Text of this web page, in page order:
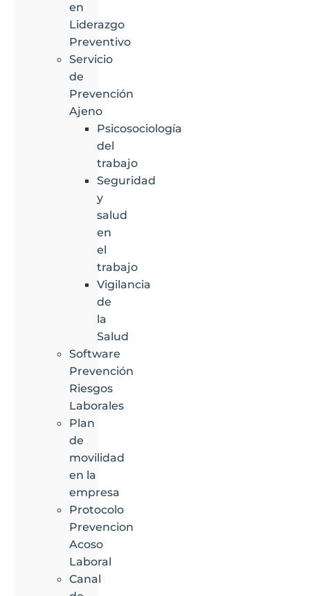
en
Liderazgo
Preventivo
Servicio
de
Prevención
Ajeno
Psicosociología
del
trabajo
Seguridad
y
salud
en
el
trabajo
Vigilancia
de
la
Salud
Software
Prevención
Riesgos
Laborales
Plan
de
movilidad
en la
empresa
Protocolo
Prevencion
Acoso
Laboral
Canal